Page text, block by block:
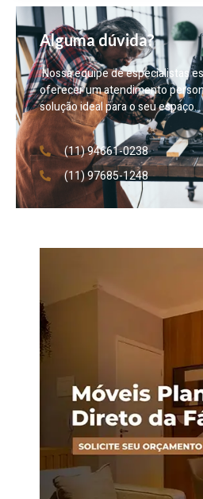
Alguma dúvida?
Nossa equipe de especialistas
oferecer um atendimento
solução ideal para o seu espaço.
(11) 94661-0238
(11) 97685-1248